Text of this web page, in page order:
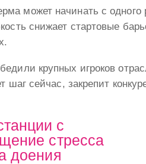
может начинать с одного
снижает стартовые
крупных игроков
шаг сейчас, закрепит
с
стресса
доения